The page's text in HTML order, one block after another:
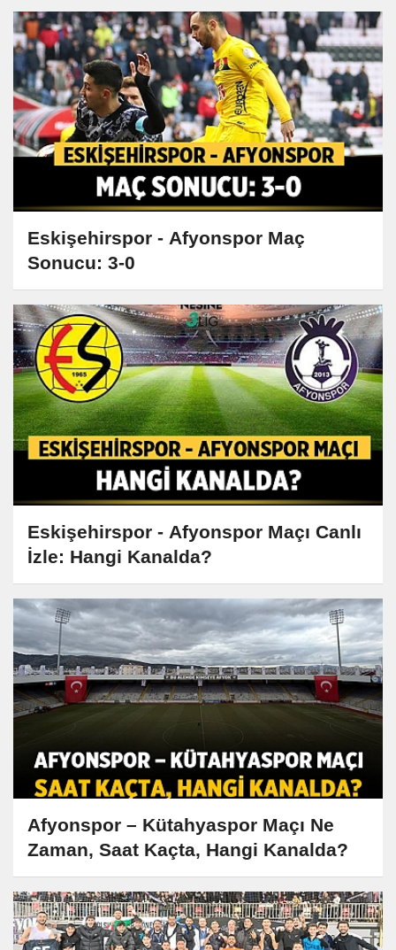
Eskişehirspor - Afyonspor Maç
Sonucu: 3-0
Eskişehirspor - Afyonspor Maçı Canlı
İzle: Hangi Kanalda?
Afyonspor – Kütahyaspor Maçı Ne
Zaman, Saat Kaçta, Hangi Kanalda?